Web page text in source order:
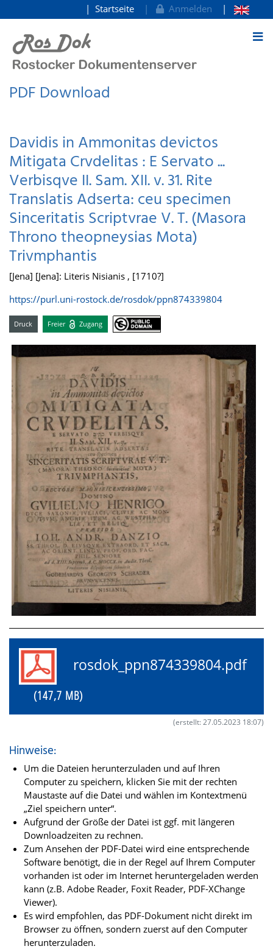
zum Inhalt
Startseite Anmelden
PDF Download
Davidis in Ammonitas devictos
Mitigata Crvdelitas : E Servato ...
Verbisqve II. Sam. XII. v. 31. Rite
Translatis Adserta: ceu specimen
Sinceritatis Scriptvrae V. T. (Masora
Throno theopneysias Mota)
Trivmphantis
[Jena] [Jena]: Literis Nisianis , [1710?]
https://purl.uni-rostock.de/rosdok/ppn874339804
Druck Freier Zugang
rosdok_ppn874339804.pdf
(147,7 MB)
(erstellt: 27.05.2023 18:07)
Hinweise:
Um die Dateien herunterzuladen und auf Ihren
Computer zu speichern, klicken Sie mit der rechten
Maustaste auf die Datei und wählen im Kontextmenü
„Ziel speichern unter“.
Aufgrund der Größe der Datei ist ggf. mit längeren
Downloadzeiten zu rechnen.
Zum Ansehen der PDF-Datei wird eine entsprechende
Software benötigt, die in der Regel auf Ihrem Computer
vorhanden ist oder im Internet heruntergeladen werden
kann (z.B. Adobe Reader, Foxit Reader, PDF-XChange
Viewer).
Es wird empfohlen, das PDF-Dokument nicht direkt im
Browser zu öffnen, sondern zuerst auf den Computer
herunterzuladen.